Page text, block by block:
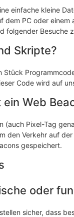
einfache kleine
dem PC oder
folgender Besuche
Skripte?
Stück
Code wird auf
ein Web
(auch Pixel-Tag
den Verkehr auf
gespeichert.
oder
sicher, dass